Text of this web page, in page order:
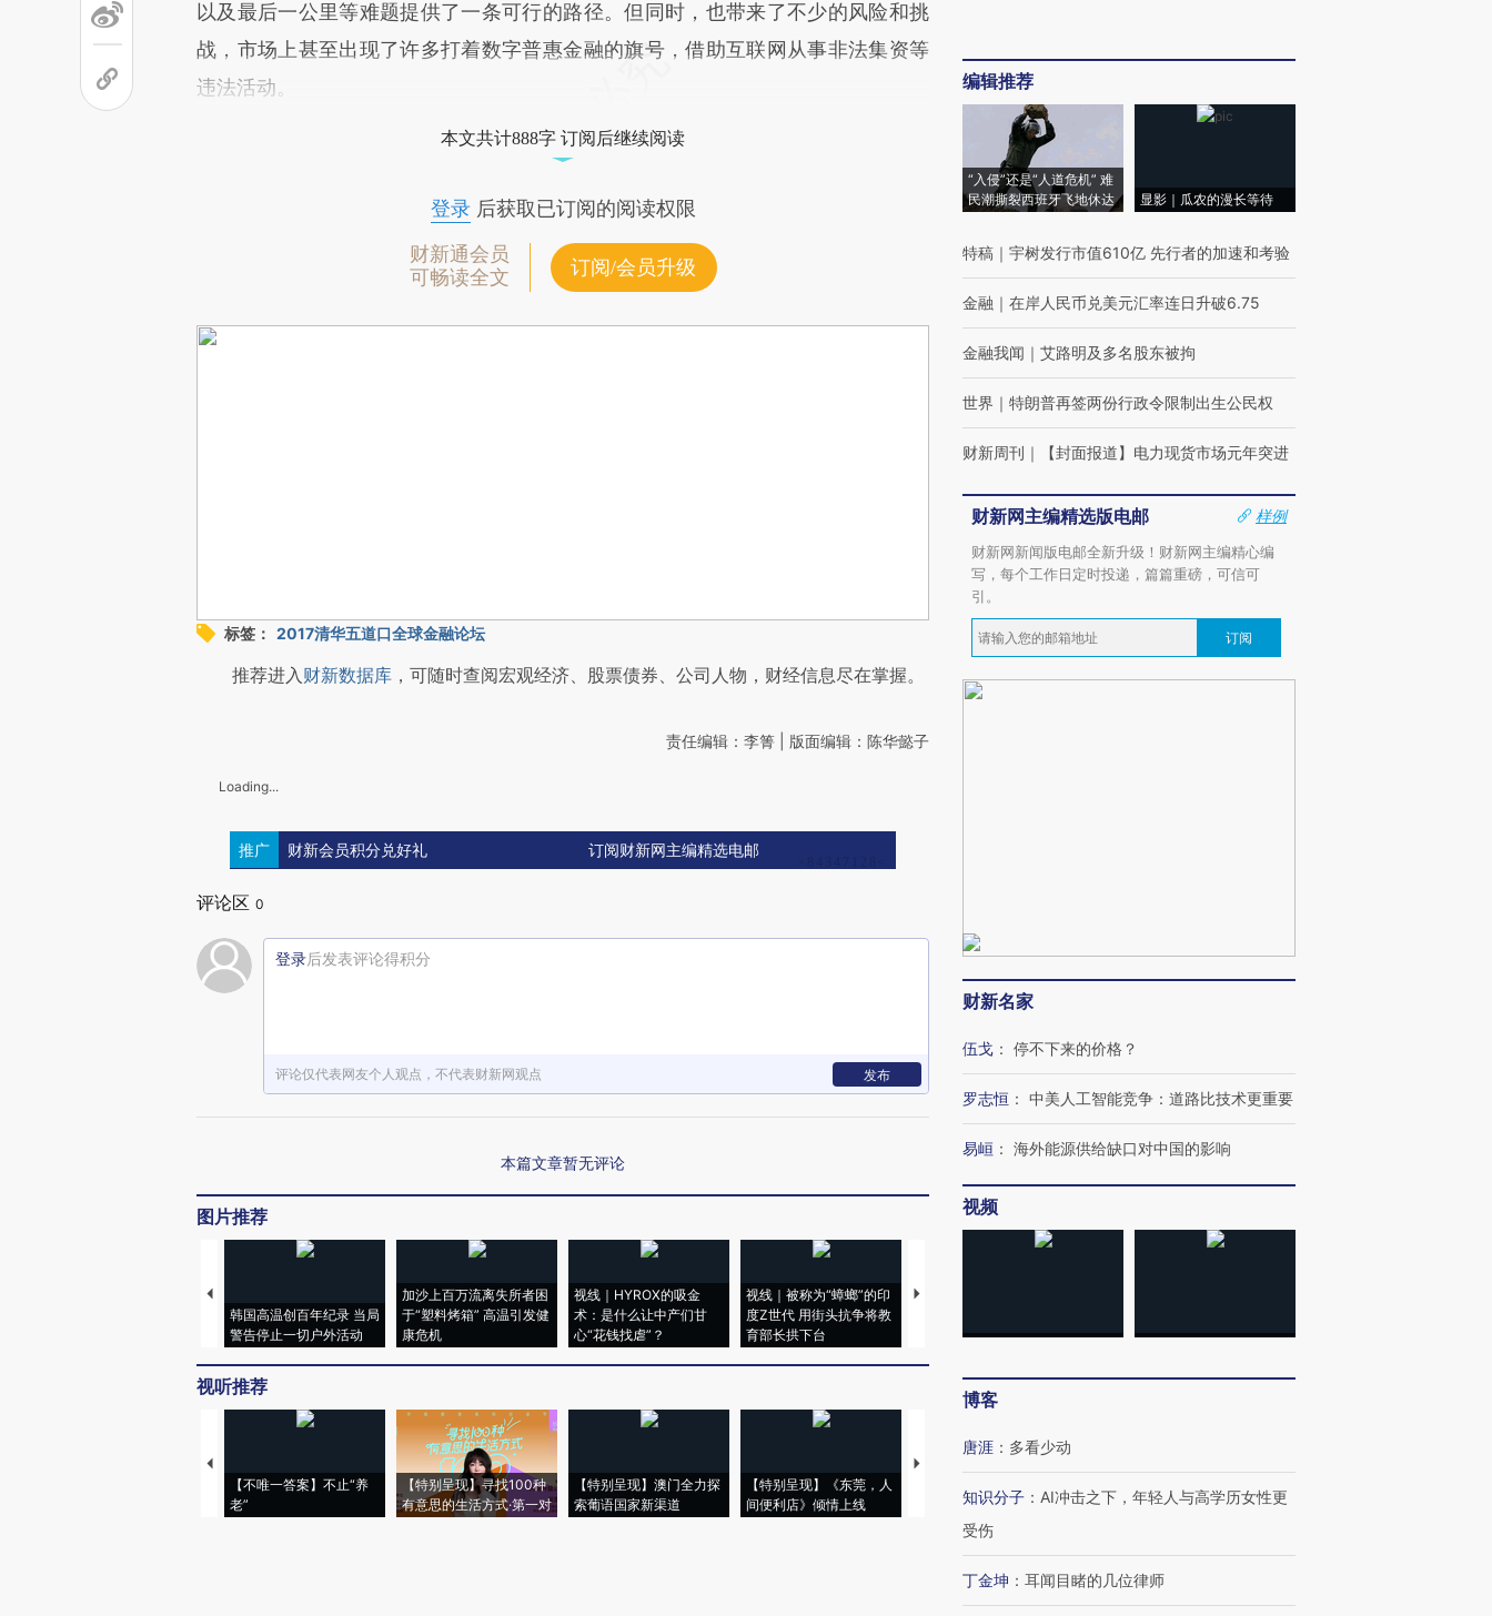
以及最后一公里等难题提供了一条可行的路径。但同时，也带来了不少的风险和挑
战，市场上甚至出现了许多打着数字普惠金融的旗号，借助互联网从事非法集资等
违法活动。
本文共计888字 订阅后继续阅读
登录后获取已订阅的阅读权限
财新通会员
可畅读全文
订阅/会员升级
标签： 2017清华五道口全球金融论坛
推荐进入财新数据库 ，可随时查阅宏观经济、股票债券、公司人物，财经信息尽在掌握。
责任编辑：李箐 | 版面编辑：陈华懿子
Loading...
推广 财新会员积分兑好礼 订阅财新网主编精选电邮
评论区 0
登录后发表评论得积分
评论仅代表网友个人观点，不代表财新网观点 发布
本篇文章暂无评论
图片推荐
韩国高温创百年纪录 当局
警告停止一切户外活动
加沙上百万流离失所者困
于“塑料烤箱” 高温引发健
康危机
视线｜HYROX的吸金
术：是什么让中产们甘
心“花钱找虐”？
视线｜被称为“蟑螂”的印
度Z世代 用街头抗争将教
育部长拱下台
视线｜“入侵”还是“人道危
飞地休达
4000人
米
视听推荐
【不唯一答案】不止“养
老”
【特别呈现】寻找100种
有意思的生活方式·第一对
【特别呈现】澳门全力探
索葡语国家新渠道
【特别呈现】《东莞，人
间便利店》倾情上线
【推广】走进第四届链博
有意思的生活方式·第三对
住三大增长引擎是什么？
编辑推荐
“入侵”还是“人道危机” 难
民潮撕裂西班牙飞地休达
显影｜瓜农的漫长等待
特稿 ｜ 宇树发行市值610亿 先行者的加速和考验
金融 ｜ 在岸人民币兑美元汇率连日升破6.75
金融我闻 ｜ 艾路明及多名股东被拘
世界 ｜ 特朗普再签两份行政令限制出生公民权
财新周刊 ｜ 【封面报道】电力现货市场元年突进
财新网主编精选版电邮
样例
财新网新闻版电邮全新升级！财新网主编精心编
写，每个工作日定时投递，篇篇重磅，可信可
引。
订阅
财新名家
伍戈 ： 停不下来的价格？
罗志恒 ： 中美人工智能竞争：道路比技术更重要
易峘 ： 海外能源供给缺口对中国的影响
视频
博客
唐涯 ： 多看少动
知识分子 ： AI冲击之下，年轻人与高学历女性更
受伤
丁金坤 ： 耳闻目睹的几位律师